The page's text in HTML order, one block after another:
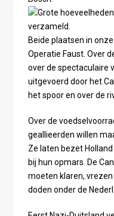
Beide plaatsen in
Operatie Faust. Over
over de spectaculaire
uitgevoerd door het
het spoor en over de
Over de
geallieerden willen
Ze laten bezet
bij hun opmars. De
moeten klaren,
doden onder de